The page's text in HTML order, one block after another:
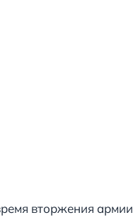
вторжения армии